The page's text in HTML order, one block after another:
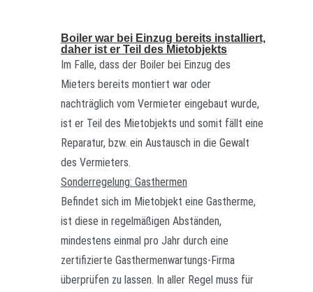
Boiler war bei Einzug bereits installiert,
daher ist er Teil des Mietobjekts
Im Falle, dass der Boiler bei Einzug des
Mieters bereits montiert war oder
nachträglich vom Vermieter eingebaut wurde,
ist er Teil des Mietobjekts und somit fällt eine
Reparatur, bzw. ein Austausch in die Gewalt
des Vermieters.
Sonderregelung: Gasthermen
Befindet sich im Mietobjekt eine Gastherme,
ist diese in regelmäßigen Abständen,
mindestens einmal pro Jahr durch eine
zertifizierte Gasthermenwartungs-Firma
überprüfen zu lassen. In aller Regel muss für